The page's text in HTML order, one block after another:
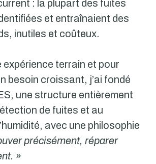
: la plupart des fuites
et entraînaient des
inutiles et coûteux.
expérience terrain et pour
besoin croissant, j’ai fondé
une structure entièrement
de fuites et au
avec une philosophie
précisément, réparer
»